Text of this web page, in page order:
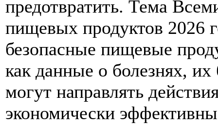
предотвратить. Тема
пищевых продуктов 2026
безопасные пищевые
как данные о болезнях,
могут направлять
экономически